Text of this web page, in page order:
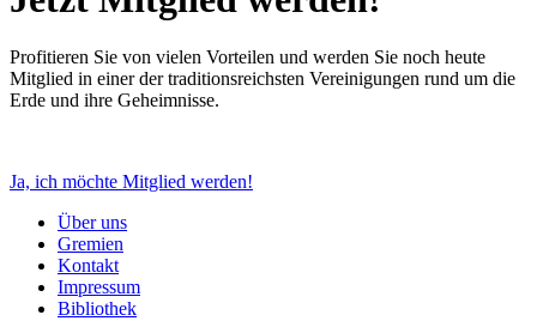
Profitieren Sie von vielen Vorteilen und werden Sie noch heute
Mitglied in einer der traditionsreichsten Vereinigungen rund um die
Erde und ihre Geheimnisse.
Ja, ich möchte Mitglied werden!
Über uns
Gremien
Kontakt
Impressum
Bibliothek